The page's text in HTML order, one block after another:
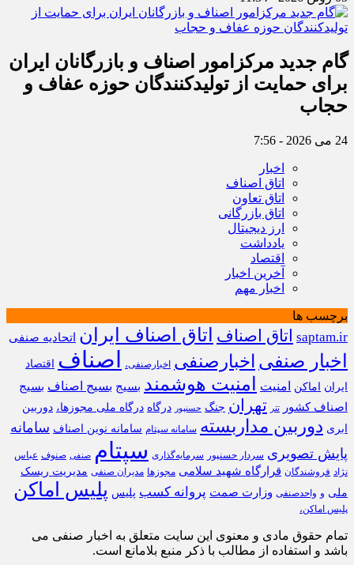
گام جدید مرکزامور اصناف و بازرگانان ایران
برای حمایت از تولیدکنندگان حوزه عفاف و
حجاب
24 می 2026 - 7:56
اخبار
اتاق اصناف
اتاق تعاون
اتاق بازرگانی
ارز دیجیتال
یادداشت
اقتصاد
آخرین اخبار
اخبار مهم
برچسب ها
saptam.ir اتاق اصناف اتاق اصناف ایران اتحادیه صنفی
اخبار صنفی اخبارصنفی اخبارصنفی، اصناف
اقتصاد
ایران
اماکن امنیت امنیت هوشمند بسیج بسیج اصناف بسیج
اصناف کشور
تتر تهران جنگ حسنپور درگاه درگاه ملی مجوزها، دوربین
ابری دوربین مداربسته سامانه سپتام سامانه نوین اصناف سامانه
پایش تصویری سردار حسنپور سرمایه‌گذاری سپتام صنفی صنوف عباس
نژاد فروشندگان قرارگاه شهید سلامی مجوزها مدیران صنفی مدیریت ریسک
ملی و واحدصنفی وزارت صمت پروانه کسب پلیس پلیس اماکن
پلیس اماکن،
تمام حقوق مادی و معنوی این سایت متعلق به اخبار صنفی می
باشد و استفاده از مطالب با ذکر منبع بلامانع است.